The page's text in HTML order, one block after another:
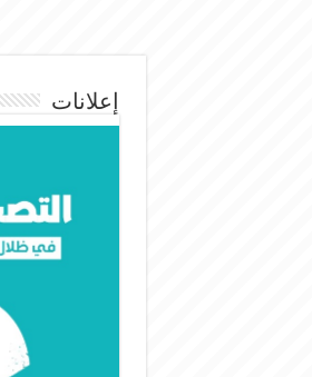
إعلانات